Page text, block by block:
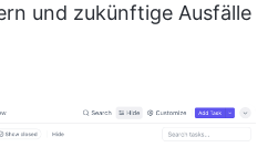
und zukünftige Ausfälle